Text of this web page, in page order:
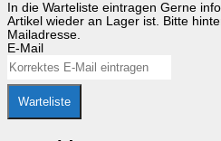
In die Warteliste eintragen Gerne
Artikel wieder an Lager ist. Bitte
Mailadresse.
E-Mail
Warteliste